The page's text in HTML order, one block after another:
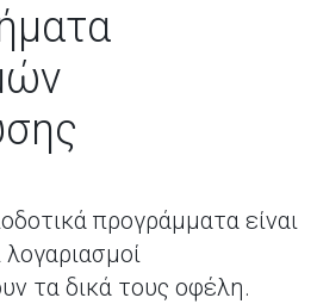
προγράμματα είναι
τα δικά τους οφέλη.